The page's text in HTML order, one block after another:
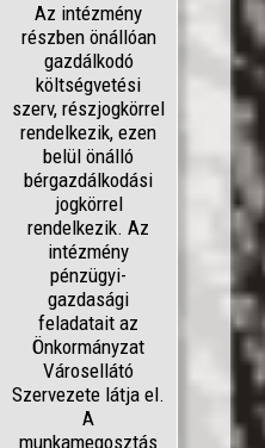
Az intézmény
részben önállóan
gazdálkodó
költségvetési
szerv, részjogkörrel
rendelkezik, ezen
belül önálló
bérgazdálkodási
jogkörrel
rendelkezik. Az
intézmény
pénzügyi-
gazdasági
feladatait az
Önkormányzat
Városellátó
Szervezete látja el.
A
munkamegosztás